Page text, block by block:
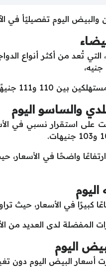
والبيض اليوم تفصيليًأ في
التي تُعد من أكثر أنواع
إلى زيادة الطلب وتغيرات تكاليف الإنتاج.
والساسو اليوم
اليوم
الأسعار، حيث تراوح سعره بين 205 و210
المفضلة لدى العديد
اليوم
أسعار البيض اليوم دون